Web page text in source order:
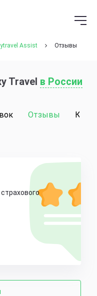
Assist Отзывы
Travel в России
Отзывы